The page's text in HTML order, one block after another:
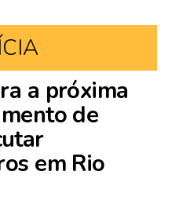
a próxima
de
em Rio